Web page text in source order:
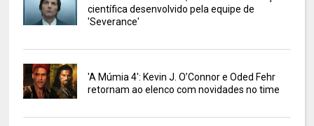
científica desenvolvido pela equipe de
'Severance'
'A Múmia 4': Kevin J. O’Connor e Oded Fehr
retornam ao elenco com novidades no time